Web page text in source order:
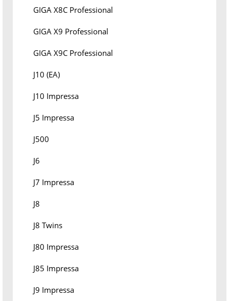
GIGA X8C Professional
GIGA X9 Professional
GIGA X9C Professional
J10 (EA)
J10 Impressa
J5 Impressa
J500
J6
J7 Impressa
J8
J8 Twins
J80 Impressa
J85 Impressa
J9 Impressa